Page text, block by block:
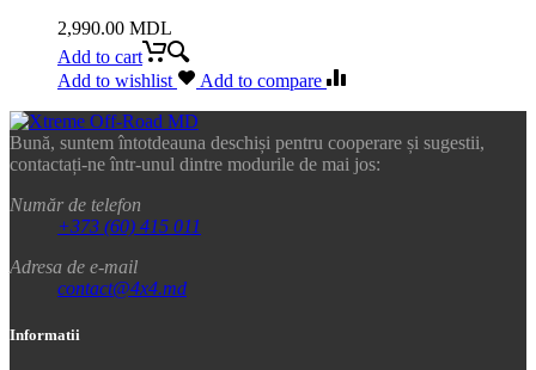
2,990.00 MDL
Add to cart
Add to wishlist
Add to compare
Bună, suntem întotdeauna deschiși pentru cooperare și sugestii,
contactați-ne într-unul dintre modurile de mai jos:
Număr de telefon
+373 (60) 415 011
Adresa de e-mail
contact@4x4.md
Informatii